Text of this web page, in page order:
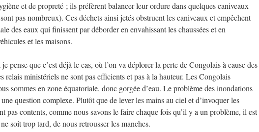
et de propreté ; ils préfèrent balancer leur ordure dans quelques caniveaux
pas nombreux). Ces déchets ainsi jetés obstruent les caniveaux et empêchent
des eaux qui finissent par déborder en envahissant les chaussées et en
et les maisons.
pense que c’est déjà le cas, où l’on va déplorer la perte de Congolais à cause des
relais ministériels ne sont pas efficients et pas à la hauteur. Les Congolais
sommes en zone équatoriale, donc gorgée d’eau. Le problème des inondations
question complexe. Plutôt que de lever les mains au ciel et d’invoquer les
pas contents, comme nous savons le faire chaque fois qu’il y a un problème, il est
soit trop tard, de nous retrousser les manches.